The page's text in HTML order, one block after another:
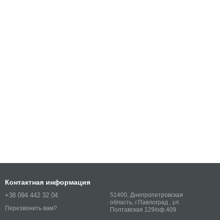
Контактная информация
+38 094 442 32 04
Перезвонить вам?
51400, Днепропетровская
область, г.Павлоград , ул.
Полтавская 129/оф.409